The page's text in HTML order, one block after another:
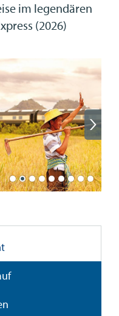
im legendären
(2026)